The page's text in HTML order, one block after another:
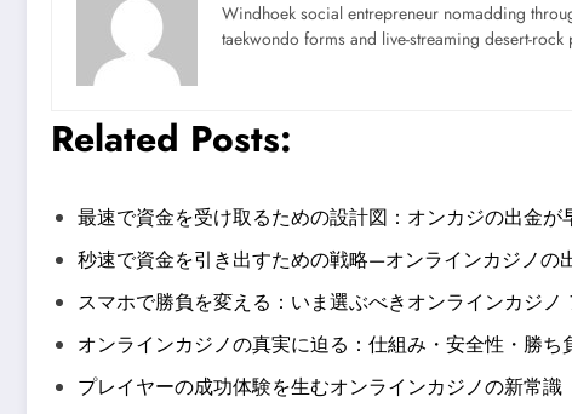
Windhoek social entrepreneur nomadding
taekwondo forms and live-streaming desert-
Related Posts:
最速で資金を受け取るための設計図：オンカジの出金が
秒速で資金を引き出すための戦略—オンラインカジノの
スマホで勝負を変える：いま選ぶべきオンラインカジノ
オンラインカジノの真実に迫る：仕組み・安全性・勝
プレイヤーの成功体験を生むオンラインカジノの新常識